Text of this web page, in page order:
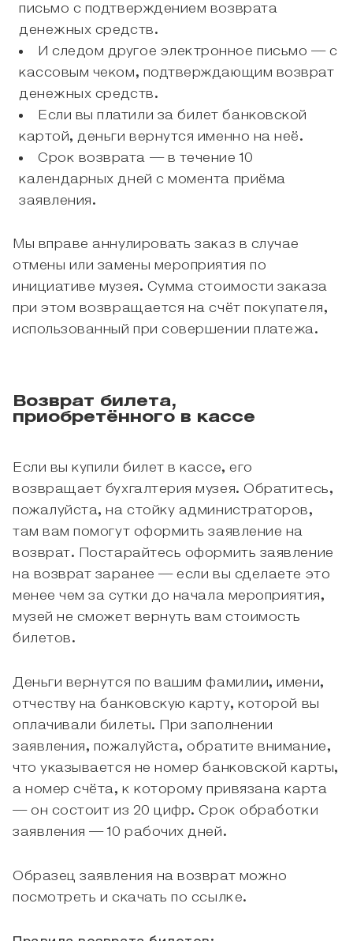
письмо с подтверждением возврата
денежных средств.
И следом другое электронное письмо — с
кассовым чеком, подтверждающим возврат
денежных средств.
Если вы платили за билет банковской
картой, деньги вернутся именно на неё.
Срок возврата — в течение 10
календарных дней с момента приёма
заявления.
Мы вправе аннулировать заказ в случае
отмены или замены мероприятия по
инициативе музея. Сумма стоимости заказа
при этом возвращается на счёт покупателя,
использованный при совершении платежа.
Возврат билета,
приобретённого в кассе
Если вы купили билет в кассе, его
возвращает бухгалтерия музея. Обратитесь,
пожалуйста, на стойку администраторов,
там вам помогут оформить заявление на
возврат. Постарайтесь оформить заявление
на возврат заранее — если вы сделаете это
менее чем за сутки до начала мероприятия,
музей не сможет вернуть вам стоимость
билетов.
Деньги вернутся по вашим фамилии, имени,
отчеству на банковскую карту, которой вы
оплачивали билеты. При заполнении
заявления, пожалуйста, обратите внимание,
что указывается не номер банковской карты,
а номер счёта, к которому привязана карта
— он состоит из 20 цифр. Срок обработки
заявления — 10 рабочих дней.
Образец заявления на возврат можно
посмотреть и скачать по ссылке.